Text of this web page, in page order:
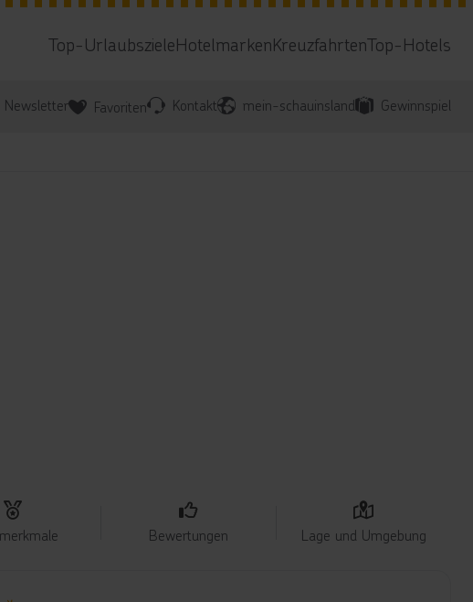
Top-UrlaubszieleHotelmarkenKreuzfahrtenTop-Hotels
Newsletter Favoriten Kontakt mein-schauinsland Gewinnspiel
Bewertungen Lage und Umgebung